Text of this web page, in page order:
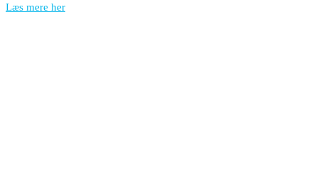
Læs mere her